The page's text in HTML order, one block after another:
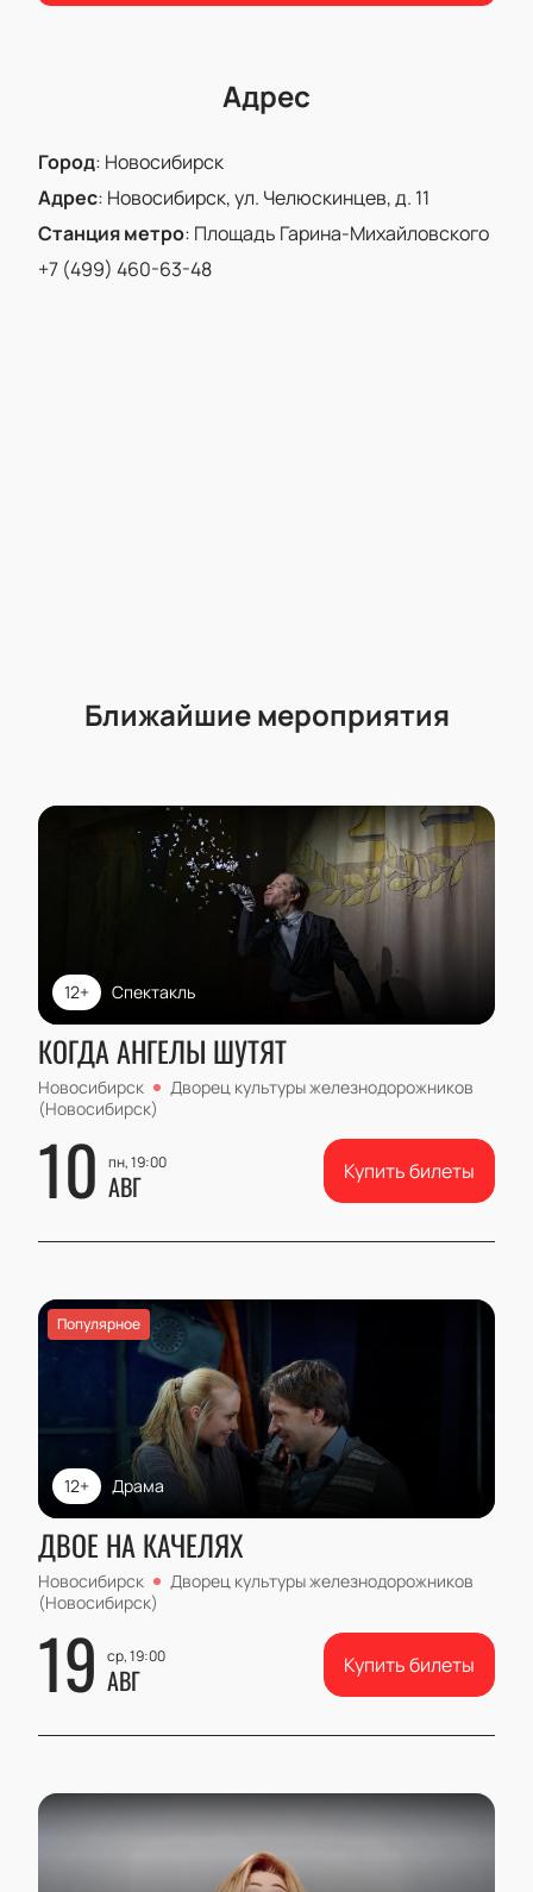
Адрес
Город: Новосибирск
Адрес: Новосибирск, ул. Челюскинцев, д. 11
Станция метро: Площадь Гарина-Михайловского
+7 (499) 460-63-48
Ближайшие мероприятия
Спектакль
12+
КОГДА АНГЕЛЫ ШУТЯТ
Новосибирск
Дворец культуры железнодорожников
(Новосибирск)
10 пн, 19:00
АВГ Купить билеты
Популярное
Драма
12+
ДВОЕ НА КАЧЕЛЯХ
Новосибирск
Дворец культуры железнодорожников
(Новосибирск)
19 ср, 19:00
АВГ Купить билеты